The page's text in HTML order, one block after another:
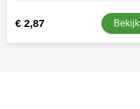
€ 2,87 Bekijk